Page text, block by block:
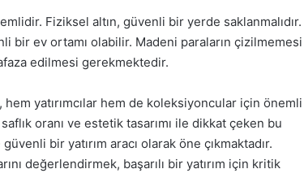
Fiziksel altın, güvenli bir yerde saklanmalıdır.
bir ev ortamı olabilir. Madeni paraların çizilmemesi
edilmesi gerekmektedir.
hem yatırımcılar hem de koleksiyoncular için önemli
oranı ve estetik tasarımı ile dikkat çeken bu
bir yatırım aracı olarak öne çıkmaktadır.
değerlendirmek, başarılı bir yatırım için kritik